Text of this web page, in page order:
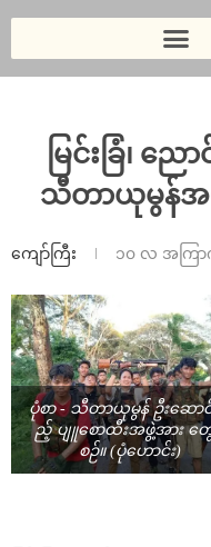
မြင်းခြံ၊ ည
သီတာယုမွန်
ကျော်ကြီး ၁၀ လ အကြ
ပုံစာ - သီတာယုမွန် ဦးဆေ
ည့် ပျူစောထီးအဖွဲ့အား တွ
စဉ်။ (ပုံဟောင်း)